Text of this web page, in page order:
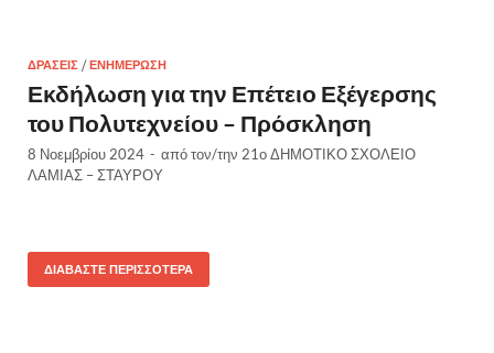
ΔΡΆΣΕΙΣ /ΕΝΗΜΈΡΩΣΗ
Εκδήλωση για την Επέτειο Εξέγερσης
του Πολυτεχνείου – Πρόσκληση
8 Νοεμβρίου 2024 - από τον/την 21ο ΔΗΜΟΤΙΚΟ ΣΧΟΛΕΙΟ
ΛΑΜΙΑΣ – ΣΤΑΥΡΟΥ
ΔΙΑΒΆΣΤΕ ΠΕΡΙΣΣΌΤΕΡΑ